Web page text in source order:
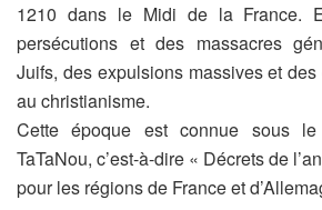
1210 dans le Midi de la France.
persécutions et des massacres
Juifs, des expulsions massives etdes
au christianisme.
Cette époque est connue sous
TaTaNou, c’est-à-dire « Décrets de
pour les régions de France et